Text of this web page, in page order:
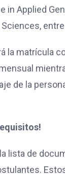
in Applied
Sciences,
la matrícula
de la
lista de